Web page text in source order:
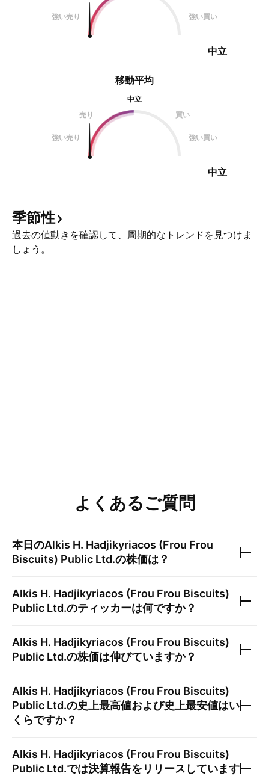
強い売り 強い買い
中立
移動平均
中立
売り
買い
強い売り 強い買い
中立
季節性
過去の値動きを確認して、周期的なトレンドを見つけま
しょう。
よくあるご質問
本日のAlkis H. Hadjikyriacos (Frou Frou
Biscuits) Public Ltd.の株価は？
Alkis H. Hadjikyriacos (Frou Frou Biscuits)
Public Ltd.のティッカーは何ですか？
Alkis H. Hadjikyriacos (Frou Frou Biscuits)
Public Ltd.の株価は伸びていますか？
Alkis H. Hadjikyriacos (Frou Frou Biscuits)
Public Ltd.の史上最高値および史上最安値はい
くらですか？
Alkis H. Hadjikyriacos (Frou Frou Biscuits)
Public Ltd.では決算報告をリリースしています